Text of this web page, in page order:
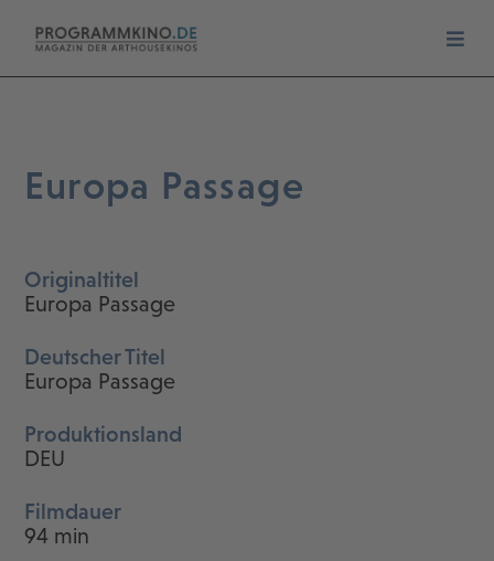
Europa Passage
Originaltitel
Europa Passage
Deutscher Titel
Europa Passage
Produktionsland
DEU
Filmdauer
94 min